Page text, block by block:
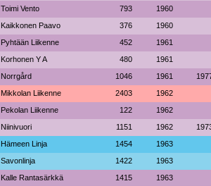
Toimi Vento 793 1960
Kaikkonen Paavo 376 1960
Pyhtään Liikenne 452 1961
Korhonen Y A 480 1961
Norrgård 1046 1961
Mikkolan Liikenne 2403 1962
Pekolan Liikenne 122 1962
Niinivuori 1151 1962
Hämeen Linja 1454 1963
Savonlinja 1422 1963
Kalle Rantasärkkä 1415 1963